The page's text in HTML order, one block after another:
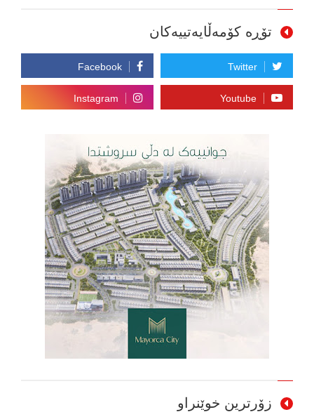
تۆڕە کۆمەڵایەتییەکان
زۆرترین خوێنراو